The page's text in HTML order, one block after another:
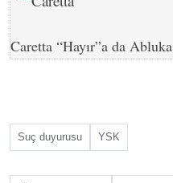
Caretta “Hayır”a da Abluka
Suç duyurusu YSK